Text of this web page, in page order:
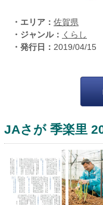
・エリア： 佐賀県
・ジャンル： くらし
・発行日： 2019/04/15
JAさが 季楽里
↓↓ ebooks専用本
運営：福博印刷